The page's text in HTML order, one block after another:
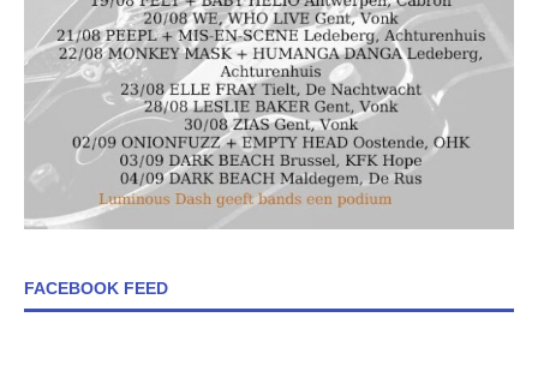
FACEBOOK FEED